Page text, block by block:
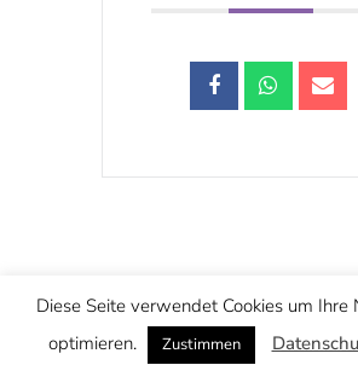
Schwarzstraße 25, 5020
office@christuskirche.at
+43 662 874445
Diese Seite verwendet Cookies um Ihre
optimieren.
Zustimmen